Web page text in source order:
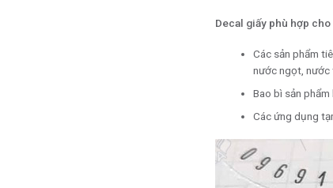
Decal giấy phù hợp cho
Các sản phẩm
nước ngọt, nước
Bao bì sản
Các ứng dụng